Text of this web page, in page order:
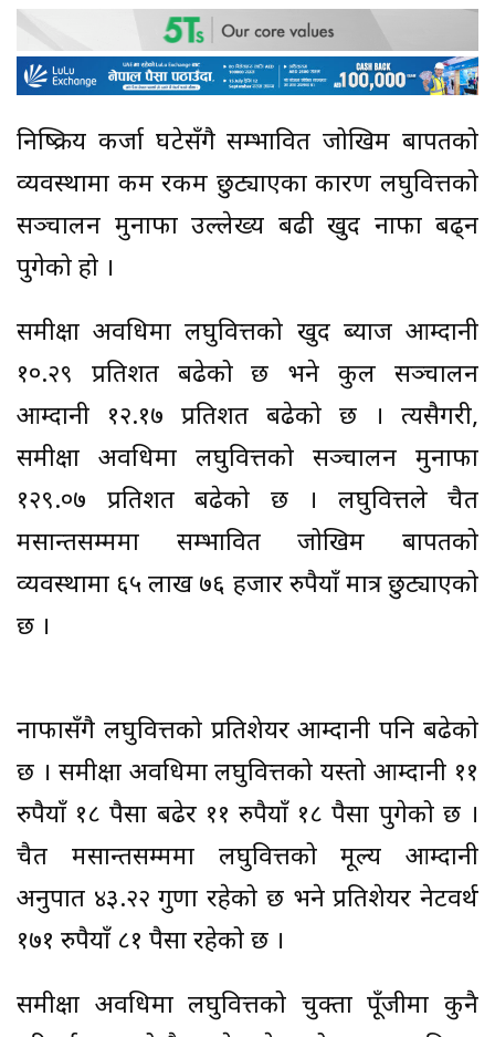
निष्क्रिय कर्जा घटेसँगै सम्भावित जोखिम बापतको
व्यवस्थामा कम रकम छुट्याएका कारण लघुवित्तको
सञ्चालन मुनाफा उल्लेख्य बढी खुद नाफा बढ्न
पुगेको हो ।
समीक्षा अवधिमा लघुवित्तको खुद ब्याज आम्दानी
१०.२९ प्रतिशत बढेको छ भने कुल सञ्चालन
आम्दानी १२.१७ प्रतिशत बढेको छ । त्यसैगरी,
समीक्षा अवधिमा लघुवित्तको सञ्चालन मुनाफा
१२९.०७ प्रतिशत बढेको छ । लघुवित्तले चैत
मसान्तसम्ममा सम्भावित जोखिम बापतको
व्यवस्थामा ६५ लाख ७६ हजार रुपैयाँ मात्र छुट्याएको
छ ।
नाफासँगै लघुवित्तको प्रतिशेयर आम्दानी पनि बढेको
छ । समीक्षा अवधिमा लघुवित्तको यस्तो आम्दानी ११
रुपैयाँ १८ पैसा बढेर ११ रुपैयाँ १८ पैसा पुगेको छ ।
चैत मसान्तसम्ममा लघुवित्तको मूल्य आम्दानी
अनुपात ४३.२२ गुणा रहेको छ भने प्रतिशेयर नेटवर्थ
१७१ रुपैयाँ ८१ पैसा रहेको छ ।
समीक्षा अवधिमा लघुवित्तको चुक्ता पूँजीमा कुनै